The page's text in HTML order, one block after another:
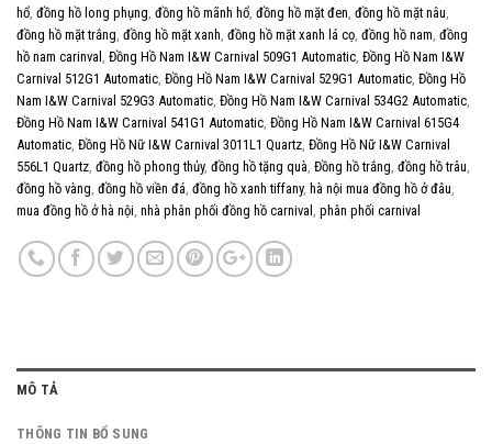
hổ đồng hồ long phụng đồng hồ mãnh hổ đồng hồ mặt đen đồng hồ mặt nâu
đồng hồ mặt trắng đồng hồ mặt xanh đồng hồ mặt xanh lá cọ đồng hồ nam đồng
hồ nam carinval Đồng Hồ Nam I&W Carnival 509G1 Automatic Đồng Hồ Nam I&W
Carnival 512G1 Automatic Đồng Hồ Nam I&W Carnival 529G1 Automatic Đồng Hồ
Nam I&W Carnival 529G3 Automatic Đồng Hồ Nam I&W Carnival 534G2 Automatic
Đồng Hồ Nam I&W Carnival 541G1 Automatic Đồng Hồ Nam I&W Carnival 615G4
Automatic Đồng Hồ Nữ I&W Carnival 3011L1 Quartz Đồng Hồ Nữ I&W Carnival
556L1 Quartz đồng hồ phong thủy, đồng hồ tặng quà Đồng hồ trắng đồng hồ trâu
đồng hồ vàng đồng hồ viền đá đồng hồ xanh tiffany, hà nội mua đồng hồ ở đâu
mua đồng hồ ở hà nội nhà phân phối đồng hồ carnival phân phối carnival
MÔ TẢ
THÔNG TIN BỔ SUNG